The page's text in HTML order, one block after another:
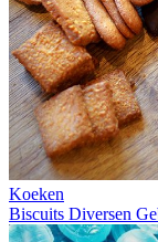
Koeken
Biscuits Diversen